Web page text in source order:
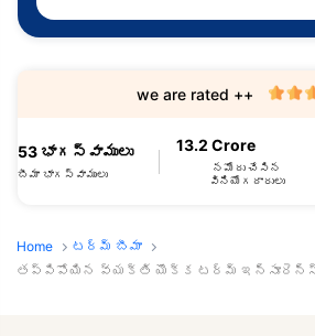
53 భాగస్వాములు
బీమా భాగస్వాములు
13.2 Crore
నమోదు చేసిన
వినియోగదారులు
we are rated ++
Home
టర్మ్ బీమా
తప్పిపోయిన వ్యక్తి యొక్క టర్మ్